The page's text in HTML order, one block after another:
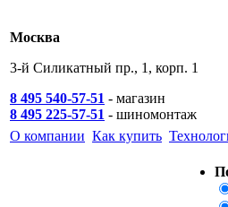
Москва
3-й Силикатный пр., 1, корп. 1
8 495 540-57-51 - магазин
8 495 225-57-51 - шиномонтаж
О компании Как купить